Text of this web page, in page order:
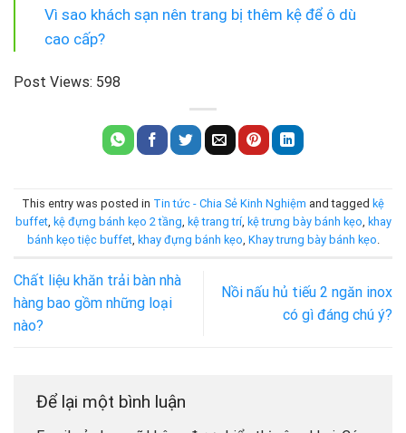
Vì sao khách sạn nên trang bị thêm kệ để ô dù
cao cấp?
Post Views: 598
This entry was posted in Tin tức - Chia Sẻ Kinh Nghiệm and tagged kệ
buffet, kệ đựng bánh kẹo 2 tầng, kệ trang trí, kệ trưng bày bánh kẹo, khay
bánh kẹo tiệc buffet, khay đựng bánh kẹo, Khay trưng bày bánh kẹo.
Chất liệu khăn trải bàn nhà
hàng bao gồm những loại
nào?
Nồi nấu hủ tiếu 2 ngăn inox
có gì đáng chú ý?
Để lại một bình luận